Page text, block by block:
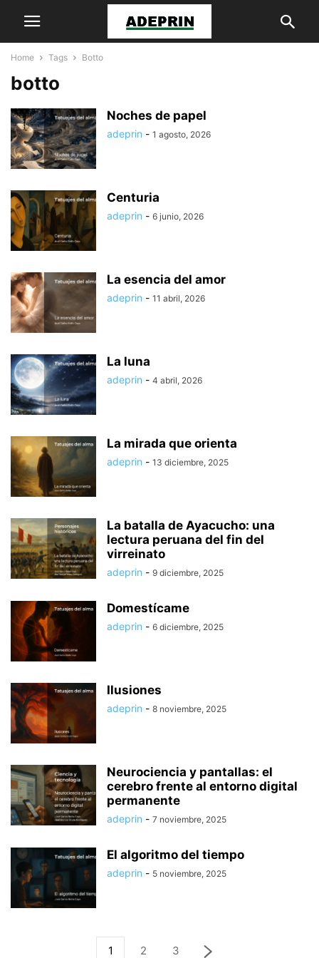
Home Tags Botto
botto
Noches de papel
adeprin - 1 agosto, 2026
Centuria
adeprin - 6 junio, 2026
La esencia del amor
adeprin - 11 abril, 2026
La luna
adeprin - 4 abril, 2026
La mirada que orienta
adeprin - 13 diciembre, 2025
La batalla de Ayacucho: una
lectura peruana del fin del
virreinato
adeprin - 9 diciembre, 2025
Domestícame
adeprin - 6 diciembre, 2025
Ilusiones
adeprin - 8 noviembre, 2025
Neurociencia y pantallas: el
cerebro frente al entorno digital
permanente
adeprin - 7 noviembre, 2025
El algoritmo del tiempo
adeprin - 5 noviembre, 2025
1 2 3